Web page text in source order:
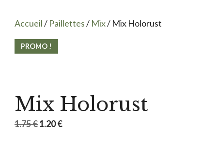
Accueil/ Paillettes/ Mix/ Mix Holorust
PROMO !
Mix Holorust
1.75€Le
1.20€Le